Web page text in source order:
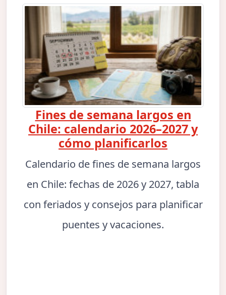
Fines de semana largos en
Chile: calendario 2026–2027 y
cómo planificarlos
Calendario de fines de semana largos
en Chile: fechas de 2026 y 2027, tabla
con feriados y consejos para planificar
puentes y vacaciones.